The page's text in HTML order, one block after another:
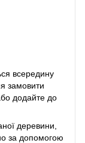
всередину
замовити
додайте до
деревини,
за допомогою